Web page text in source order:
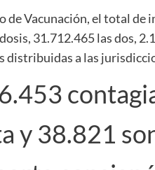
Vacunación, el total de
31.712.465 las dos,
distribuidas a las
y 38.821